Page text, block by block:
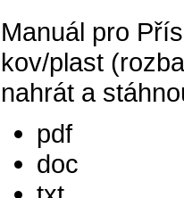
Manuál pro
kov/plast
nahrát a
pdf
doc